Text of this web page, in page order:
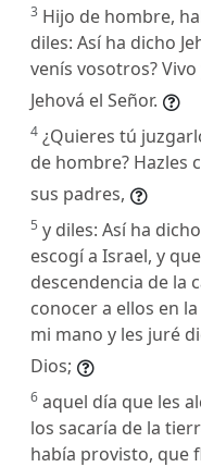
3 Hijo de hombre,
diles: Así ha dicho
venís vosotros?
Jehová el Señor.
4 ¿Quieres tú
de hombre? Hazles
sus padres,
5 y diles: Así ha
escogí a Israel, y
descendencia de la
conocer a ellos en
mi mano y les juré
Dios;
6 aquel día que les
los sacaría de la
había provisto, que